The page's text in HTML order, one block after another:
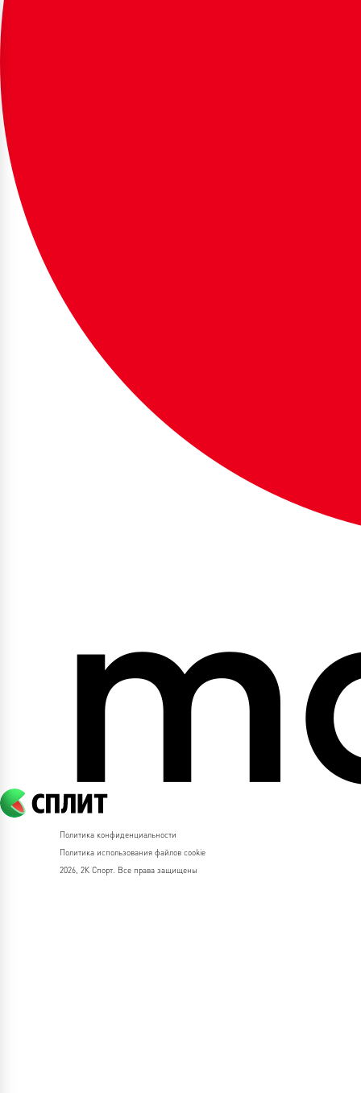
Политика конфиденциальности
Политика использования файлов cookie
2026, 2К Спорт. Все права защищены